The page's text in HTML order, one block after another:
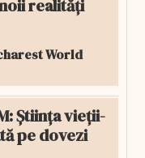
realități
World
Știința vieții-
pe dovezi